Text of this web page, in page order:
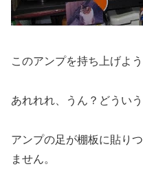
このアンプを持ち上げよう
あれれれ、うん？どういう
アンプの足が棚板に貼り
ません。